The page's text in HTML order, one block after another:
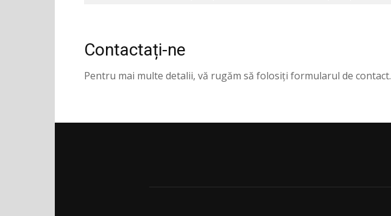
Contactați-ne
Pentru mai multe detalii, vă rugăm să folosiți formularul de contact.